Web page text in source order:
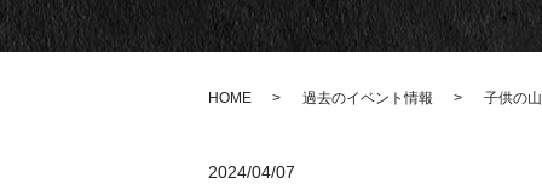
HOME 過去のイベント情報 子供の
2024/04/07